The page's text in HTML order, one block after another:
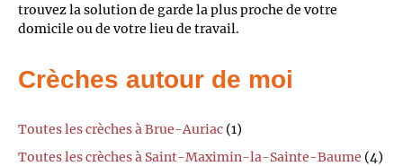
trouvez la solution de garde la plus proche de votre
domicile ou de votre lieu de travail.
Crèches autour de moi
Toutes les crèches à Brue-Auriac (1)
Toutes les crèches à Saint-Maximin-la-Sainte-Baume (4)